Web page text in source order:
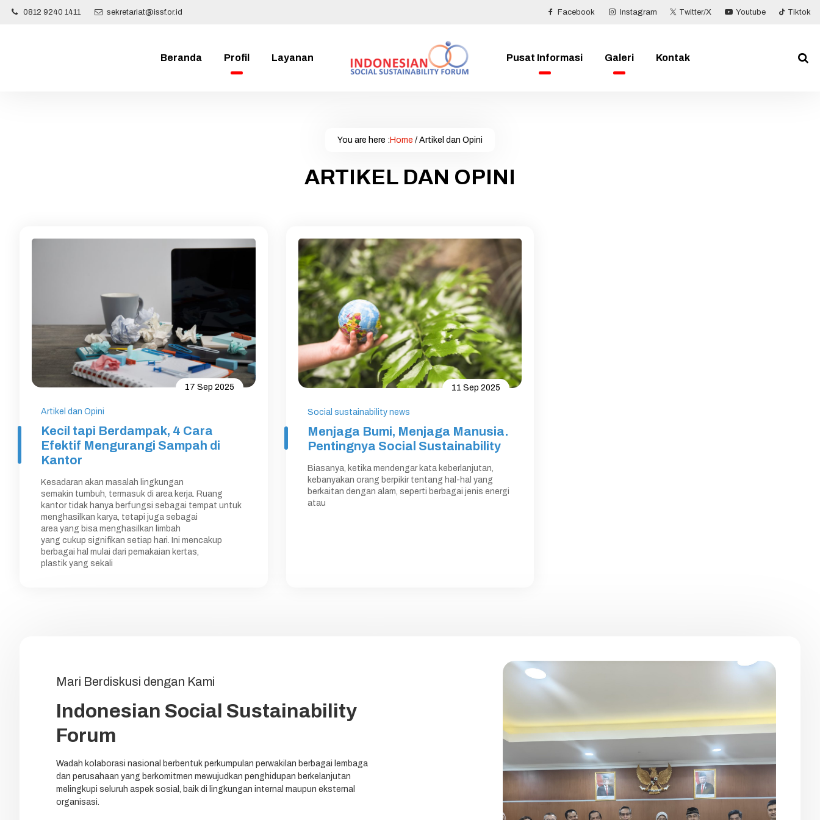
0812 9240 1411 sekretariat@issf.or.id Facebook Instagram Twitter/X Youtube Tiktok
Beranda Profil Layanan Pusat Informasi Galeri Kontak
You are here : Home / Artikel dan Opini
ARTIKEL DAN OPINI
17 Sep 2025
Artikel dan Opini
Kecil tapi Berdampak, 4 Cara
Efektif Mengurangi Sampah di
Kantor
Kesadaran akan masalah lingkungan
semakin tumbuh, termasuk di area kerja. Ruang
kantor tidak hanya berfungsi sebagai tempat untuk
menghasilkan karya, tetapi juga sebagai
area yang bisa menghasilkan limbah
yang cukup signifikan setiap hari. Ini mencakup
berbagai hal mulai dari pemakaian kertas,
plastik yang sekali
11 Sep 2025
Social sustainability news
Menjaga Bumi, Menjaga Manusia.
Pentingnya Social Sustainability
Biasanya, ketika mendengar kata keberlanjutan,
kebanyakan orang berpikir tentang hal-hal yang
berkaitan dengan alam, seperti berbagai jenis energi
atau
Mari Berdiskusi dengan Kami
Indonesian Social Sustainability
Forum
Wadah kolaborasi nasional berbentuk perkumpulan perwakilan berbagai lembaga
dan perusahaan yang berkomitmen mewujudkan penghidupan berkelanjutan
melingkupi seluruh aspek sosial, baik di lingkungan internal maupun eksternal
organisasi.